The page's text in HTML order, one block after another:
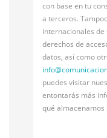
con base en tu
a terceros.
internacionales de
derechos de
datos, así como
info@
puedes visitar
entontarás más
qué almacenamos